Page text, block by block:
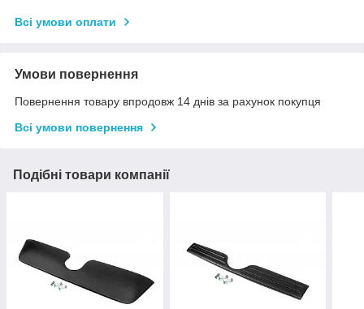
Всі умови оплати
Умови повернення
Повернення товару впродовж 14 днів за рахунок покупця
Всі умови повернення
Подібні товари компанії